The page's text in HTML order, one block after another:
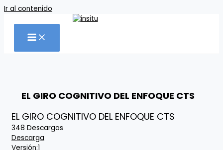
Ir al contenido
EL GIRO COGNITIVO DEL ENFOQUE CTS
EL GIRO COGNITIVO DEL ENFOQUE CTS
348 Descargas
Descarga
Versión:1